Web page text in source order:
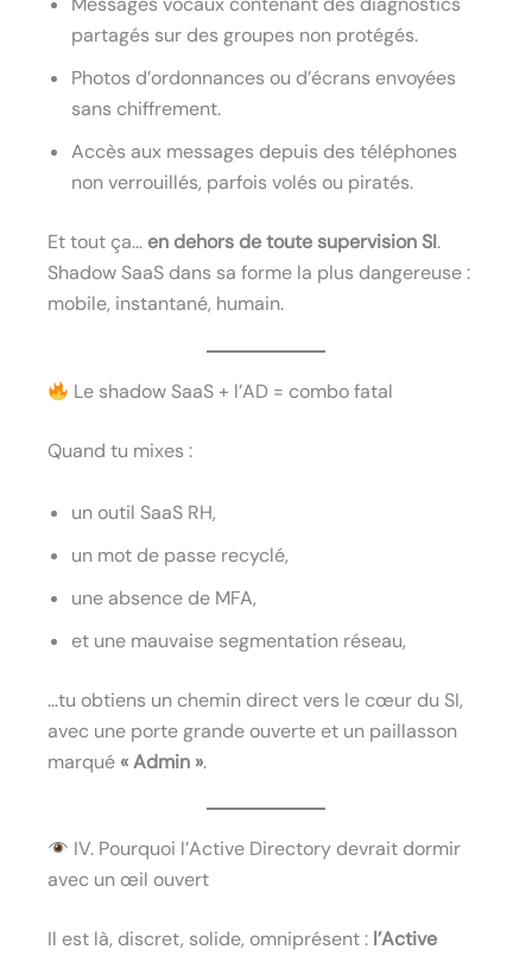
partagés sur des groupes non protégés.
Photos d’ordonnances ou d’écrans envoyées
sans chiffrement.
Accès aux messages depuis des téléphones
non verrouillés, parfois volés ou piratés.
Et tout ça…en dehors de toute supervision SI.
Shadow SaaS dans sa forme la plus dangereuse :
mobile, instantané, humain.
Le shadow SaaS + l’AD = combo fatal
Quand tu mixes :
un outil SaaS RH,
un mot de passe recyclé,
une absence de MFA,
et une mauvaise segmentation réseau,
…tu obtiens un chemin direct vers le cœur du SI,
avec une porte grande ouverte et un paillasson
marqué « Admin ».
IV. Pourquoi l’Active Directory devrait dormir
avec un œil ouvert
Il est là, discret, solide, omniprésent : l’Active